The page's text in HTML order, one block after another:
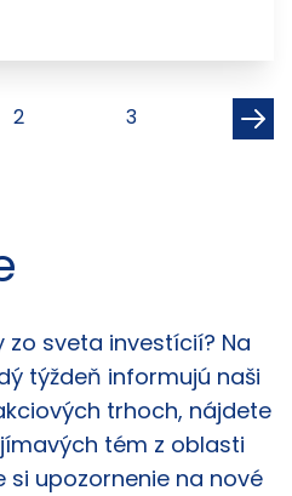
2 3
zo sveta investícií? Na
týždeň informujú naši
trhoch, nájdete
tém z oblasti
si upozornenie na nové